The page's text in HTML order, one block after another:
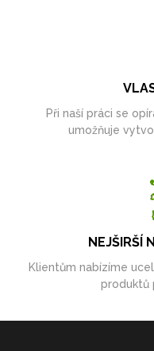
Při naší práci se
umožňuje
NEJŠIRŠÍ
Klientům nabízíme
produktů